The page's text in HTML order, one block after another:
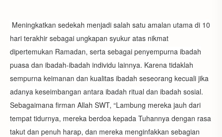
Meningkatkan sedekah menjadi salah satu amalan utama di 10
hari terakhir sebagai ungkapan syukur atas nikmat
dipertemukan Ramadan, serta sebagai penyempurna ibadah
puasa dan ibadah-ibadah individu lainnya. Karena tidaklah
sempurna keimanan dan kualitas ibadah seseorang kecuali jika
adanya keseimbangan antara ibadah ritual dan ibadah sosial.
Sebagaimana firman Allah SWT, “Lambung mereka jauh dari
tempat tidurnya, mereka berdoa kepada Tuhannya dengan rasa
takut dan penuh harap, dan mereka menginfakkan sebagian